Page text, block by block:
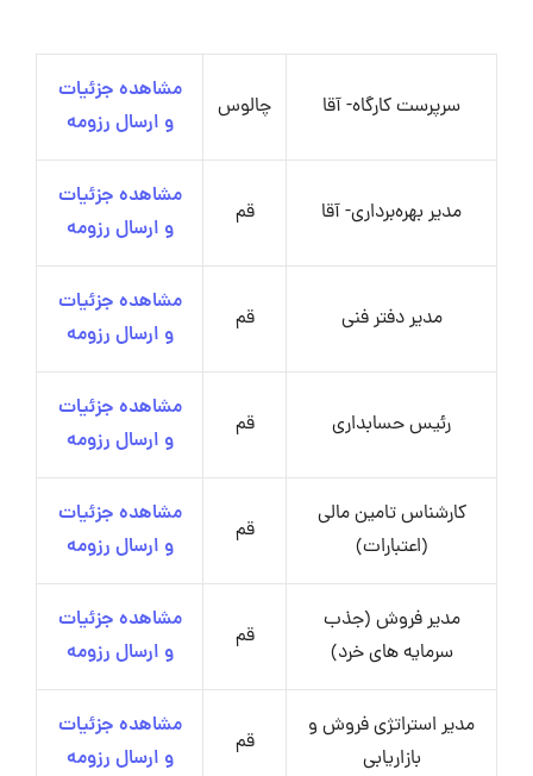
سرپرست کارگاه- آقا چالوس
مشاهده جزئیات
و ارسال رزومه
مدیر بهره‌برداری- آقا قم
مشاهده جزئیات
و ارسال رزومه
مدیر دفتر فنی قم
مشاهده جزئیات
و ارسال رزومه
رئیس حسابداری قم
مشاهده جزئیات
و ارسال رزومه
کارشناس تامین مالی
(اعتبارات)
قم
مشاهده جزئیات
و ارسال رزومه
مدیر فروش (جذب
سرمایه های خرد)
قم
مشاهده جزئیات
و ارسال رزومه
مدیر استراتژی فروش و
بازاریابی
قم
مشاهده جزئیات
و ارسال رزومه